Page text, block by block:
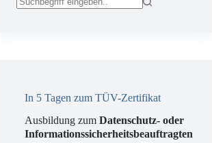
In 5 Tagen zum TÜV-Zertifikat
Ausbildung zumDatenschutz- oder
Informationssicherheitsbeauftragten